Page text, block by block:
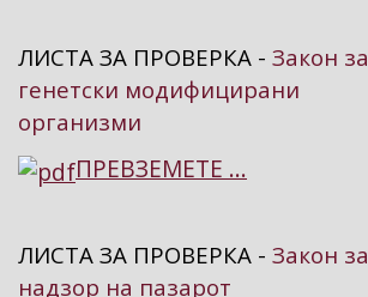
ЛИСТА ЗА ПРОВЕРКА - Закон за
генетски модифицирани
организми
ПРЕВЗЕМЕТЕ ...
ЛИСТА ЗА ПРОВЕРКА - Закон за
надзор на пазарот